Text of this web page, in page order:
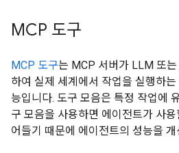
MCP 도구
MCP 도구는 MCP 서버가 LLM 또
하여 실제 세계에서 작업을 실행하는
능입니다. 도구 모음은 특정 작업에
구 모음을 사용하면 에이전트가 사
어들기 때문에 에이전트의 성능을